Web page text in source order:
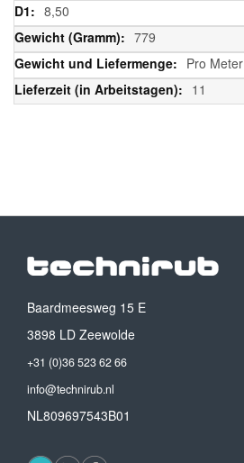
8,50
779
Pro Meter
11
Baardmeesweg 15 E
3898 LD Zeewolde
+31 (0)36 523 62 66
info@technirub.nl
NL809697543B01